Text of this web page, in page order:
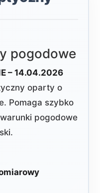
pogodowe
– 14.04.2026
oparty o
Pomaga szybko
pogodowe